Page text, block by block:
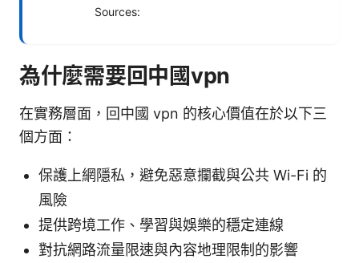
Sources:
為什麼需要回中國vpn
在實務層面，回中國 vpn 的核心價值在於以下三
個方面：
保護上網隱私，避免惡意攔截與公共 Wi-Fi 的
風險
提供跨境工作、學習與娛樂的穩定連線
對抗網路流量限速與內容地理限制的影響